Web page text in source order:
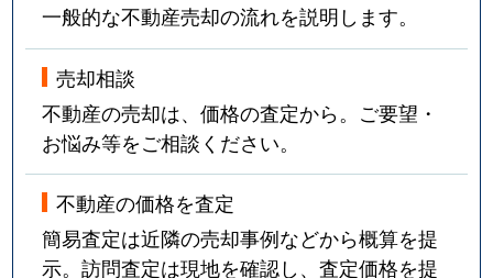
一般的な不動産売却の流れを説明します。
売却相談
不動産の売却は、価格の査定から。ご要望・
お悩み等をご相談ください。
不動産の価格を査定
簡易査定は近隣の売却事例などから概算を提
示。訪問査定は現地を確認し、査定価格を提